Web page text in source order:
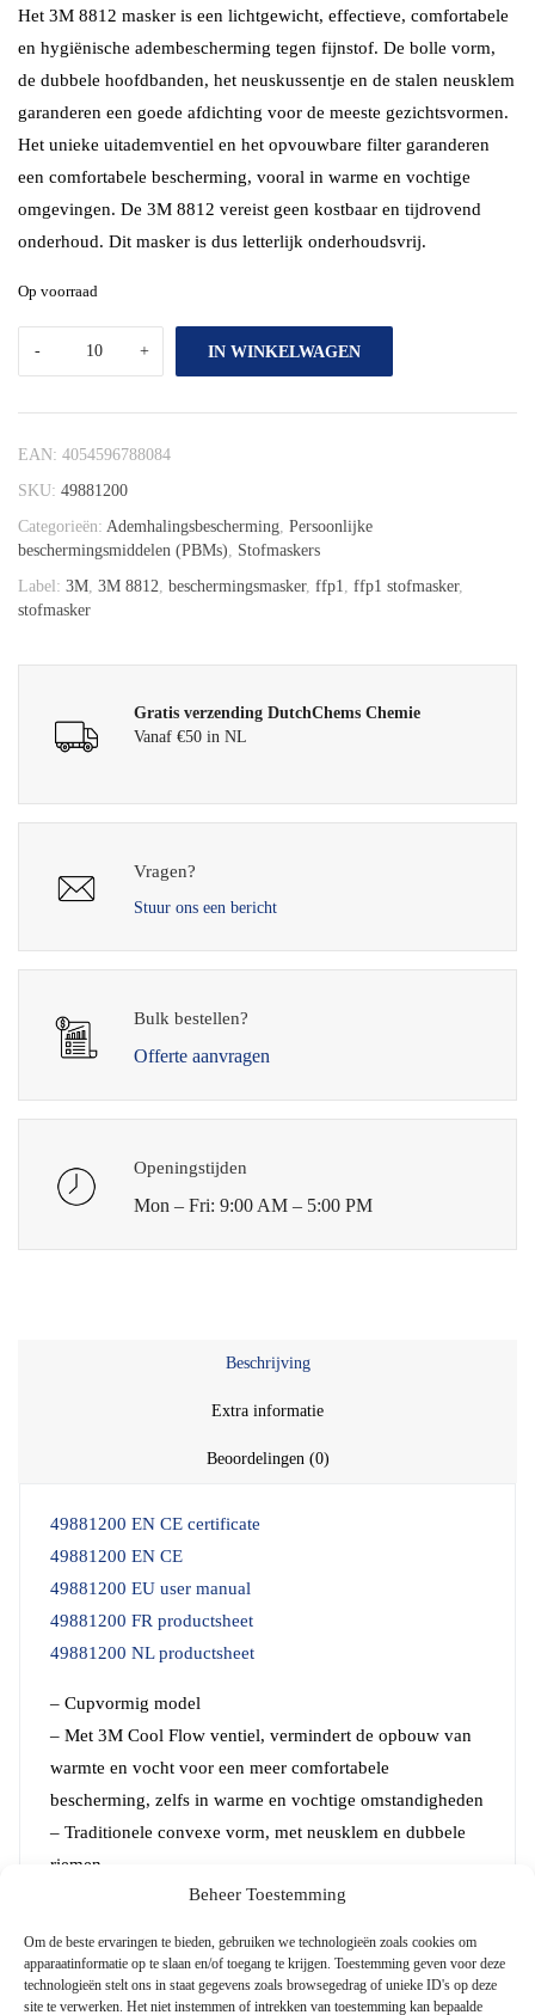
Beheer Toestemming
Om de beste ervaringen te bieden, gebruiken we technologieën zoals cookies om
apparaatinformatie op te slaan en/of toegang te krijgen. Toestemming geven voor deze
technologieën stelt ons in staat gegevens zoals browsegedrag of unieke ID's op deze
site te verwerken. Het niet instemmen of intrekken van toestemming kan bepaalde
Het 3M 8812 masker is een lichtgewicht, effectieve, comfortabele
en hygiënische adembescherming tegen fijnstof. De bolle vorm,
de dubbele hoofdbanden, het neuskussentje en de stalen neusklem
garanderen een goede afdichting voor de meeste gezichtsvormen.
Het unieke uitademventiel en het opvouwbare filter garanderen
een comfortabele bescherming, vooral in warme en vochtige
omgevingen. De 3M 8812 vereist geen kostbaar en tijdrovend
onderhoud. Dit masker is dus letterlijk onderhoudsvrij.
Op voorraad
IN WINKELWAGEN
EAN: 4054596788084
SKU: 49881200
Categorieën: Ademhalingsbescherming Persoonlijke
beschermingsmiddelen (PBMs)
Stofmaskers
Label: 3M 3M 8812 beschermingsmasker, ffp1 ffp1 stofmasker,
stofmasker
Gratis verzending DutchChems Chemie
Vanaf €50 in NL
Vragen?
Stuur ons een bericht
Bulk bestellen?
Offerte aanvragen
Openingstijden
Mon – Fri: 9:00 AM – 5:00 PM
Beschrijving
Extra informatie
Beoordelingen (0)
49881200 EN CE certificate
49881200 EN CE
49881200 EU user manual
49881200 FR productsheet
49881200 NL productsheet
– Cupvormig model
– Met 3M Cool Flow ventiel, vermindert de opbouw van
warmte en vocht voor een meer comfortabele
bescherming, zelfs in warme en vochtige omstandigheden
– Traditionele convexe vorm, met neusklem en dubbele
riemen
– Comfortabel, lichtgewicht, uit het zicht
deeltjes
– Duurzame, deukbestendige binnenkant